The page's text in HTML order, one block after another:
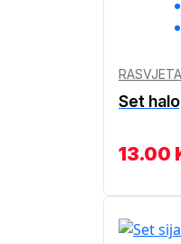
Set
13.00